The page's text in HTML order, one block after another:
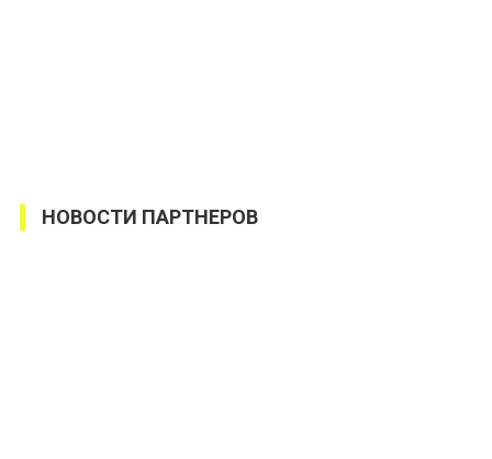
НОВОСТИ ПАРТНЕРОВ